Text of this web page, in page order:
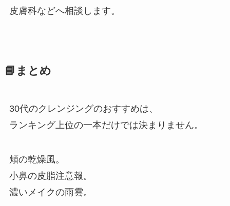
皮膚科などへ相談します。
📘まとめ
30代のクレンジングのおすすめは、
ランキング上位の一本だけでは決まりません。
頬の乾燥風。
小鼻の皮脂注意報。
濃いメイクの雨雲。